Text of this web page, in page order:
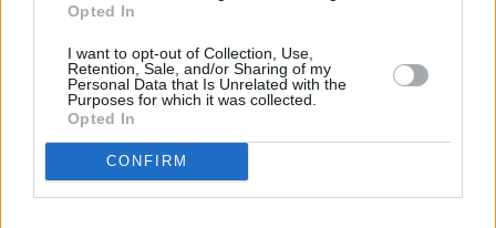
Opted In
I want to opt-out of Collection, Use,
Retention, Sale, and/or Sharing of my
Personal Data that Is Unrelated with the
Purposes for which it was collected.
Opted In
CONFIRM
Tips
Jeg har brukt vodka her, siden jeg hadde en flaske
russisk vodka liggende. Men min favoritt er å lage
vaniljeekstrakt av vaniljestenger og mørk rom. Konjakk er
også veldig godt egnet.